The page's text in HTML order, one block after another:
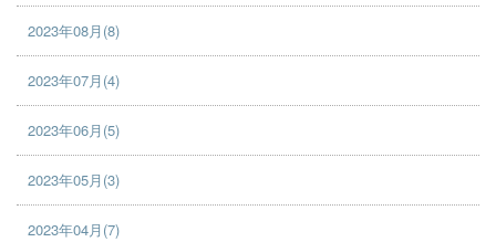
2023年08月(8)
2023年07月(4)
2023年06月(5)
2023年05月(3)
2023年04月(7)